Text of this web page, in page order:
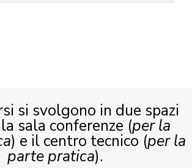
si svolgono in due spazi
sala conferenze (per la
) e il centro tecnico (per la
parte pratica).